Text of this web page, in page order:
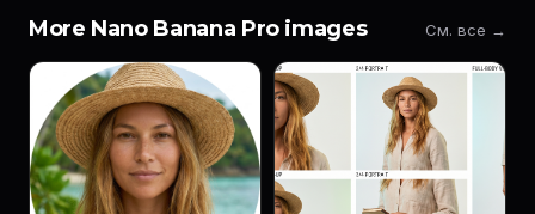
More Nano Banana Pro images См. все →